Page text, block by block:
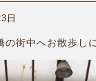
日
の街中へお散歩し